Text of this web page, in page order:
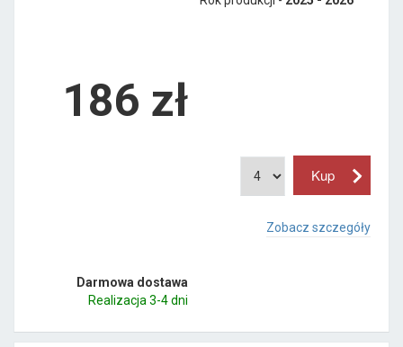
186 zł
Zobacz szczegóły
Darmowa dostawa
Realizacja 3-4 dni